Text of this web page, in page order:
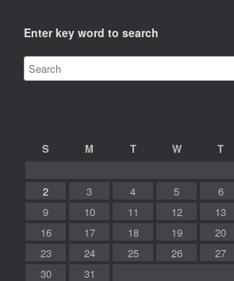
Enter key word to search
S
M T W T
2
3 4 5 6
9
10 11 12 13
16
17 18 19 20
23
24 25 26 27
30
31